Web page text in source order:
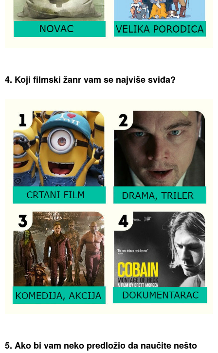
4. Koji filmski žanr vam se najviše sviđa?
5. Ako bi vam neko predložio da naučite nešto